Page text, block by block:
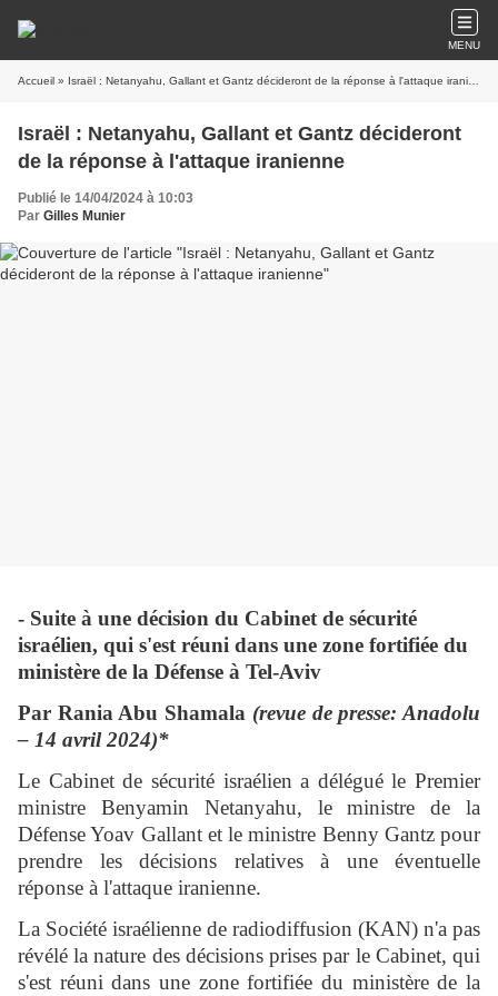
MENU
Accueil » Israël : Netanyahu, Gallant et Gantz décideront de la réponse à l'attaque iranienne
Israël : Netanyahu, Gallant et Gantz décideront
de la réponse à l'attaque iranienne
Publié le 14/04/2024 à 10:03
Par Gilles Munier
- Suite à une décision du Cabinet de sécurité
israélien, qui s'est réuni dans une zone fortifiée du
ministère de la Défense à Tel-Aviv
Par Rania Abu Shamala (revue de presse: Anadolu
– 14 avril 2024)*
Le Cabinet de sécurité israélien a délégué le Premier
ministre Benyamin Netanyahu, le ministre de la
Défense Yoav Gallant et le ministre Benny Gantz pour
prendre les décisions relatives à une éventuelle
réponse à l'attaque iranienne.
La Société israélienne de radiodiffusion (KAN) n'a pas
révélé la nature des décisions prises par le Cabinet, qui
s'est réuni dans une zone fortifiée du ministère de la